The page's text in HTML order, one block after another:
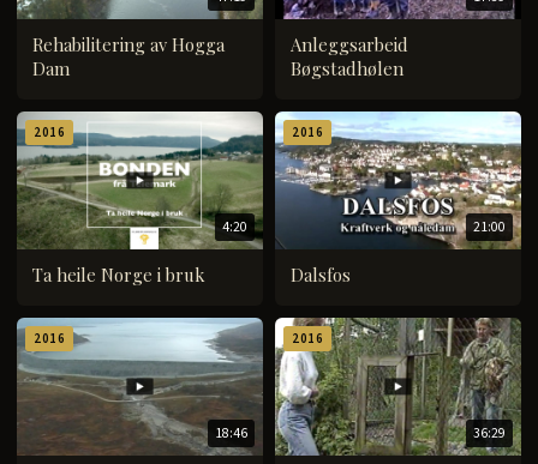
Rehabilitering av Hogga
Dam
Anleggsarbeid
Bøgstadhølen
2016
4:20
Ta heile Norge i bruk
2016
21:00
Dalsfos
2016
18:46
2016
36:29